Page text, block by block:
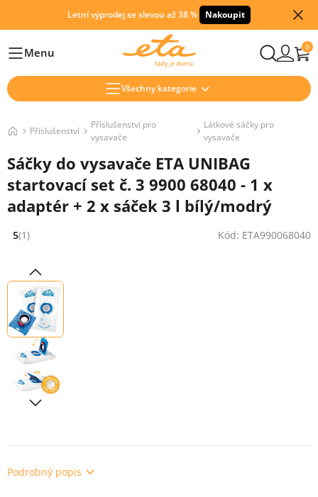
Letní výprodej se slevou až 38 % Nakoupit
HlavníMenu 0
Všechny kategorie
Příslušenství
Příslušenství pro
vysavače
Látkové sáčky pro
vysavače
Sáčky do vysavače ETA UNIBAG
startovací set č. 3 9900 68040 - 1 x
adaptér + 2 x sáček 3 l bílý/modrý
Hodnocení: 5 z 5 (1 recenzí)
5(1) Kód: ETA990068040
Podrobný popis